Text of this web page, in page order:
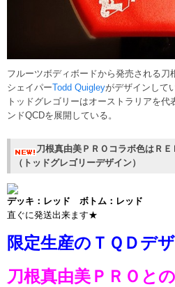
フルーツボディボードから発売される刀
シェイパーTodd Quigleyがデザインして
トッドグレゴリーはオーストラリアを
ンドQCDを展開している。
刀根真由美ＰＲＯコラボ色はＲ
（トッドグレゴリーデザイン）
デッキ：レッド ボトム：レッド
直ぐに発送出来ます★
限定生産のＴＱＤデ
刀根真由美ＰＲＯと